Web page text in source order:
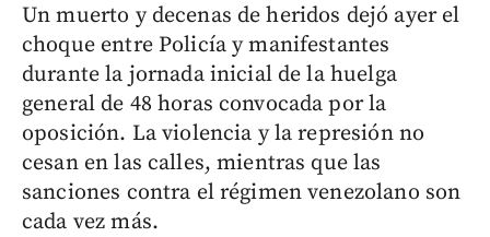
Un muerto y decenas de heridos dejó ayer el
choque entre Policía y manifestantes
durante la jornada inicial de la huelga
general de 48 horas convocada por la
oposición. La violencia y la represión no
cesan en las calles, mientras que las
sanciones contra el régimen venezolano son
cada vez más.